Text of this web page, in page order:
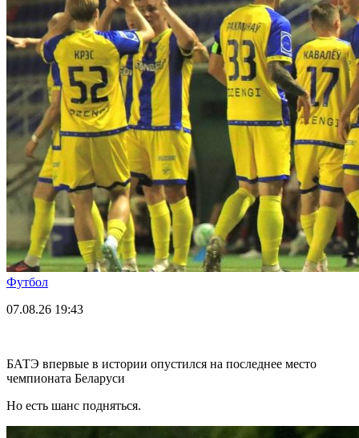
Футбол
07.08.26 19:43
БАТЭ впервые в истории опустился на последнее место
чемпионата Беларуси
Но есть шанс подняться.